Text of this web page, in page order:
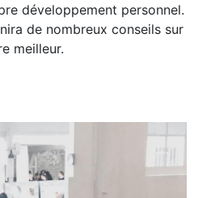
développement personnel.
de nombreux conseils sur
meilleur.